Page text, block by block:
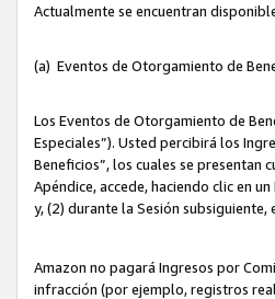
Actualmente se encuentran
(a) Eventos de Otorgamiento de
Los Eventos de Otorgamiento de
Especiales”). Usted percibirá los
Beneficios”, los cuales se presentan
Apéndice, accede, haciendo clic en
y, (2) durante la Sesión
Amazon no pagará Ingresos por
infracción (por ejemplo, registros